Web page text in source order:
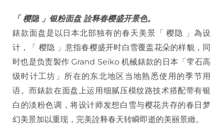
「 樱隐 」银粉面盘 詮释春樱盛开景色。
錶款面盘是以日本北部独有的春天美景「 樱隐 」為设
计，「 樱隐 」意指春樱盛开时白雪覆盖花朵的样貌，同
时也是负责製作 Grand Seiko 机械錶款的日本「雫石高
级时计工坊」所在的东北地区当地熟悉使用的季节用
语。而錶款在面盘上运用细腻压模纹路技术搭配带有银
白的淡粉色调，将设计师发想白雪与樱花共存的春日梦
幻美景加以重现，完美詮释春天转瞬即逝的美丽景緻。